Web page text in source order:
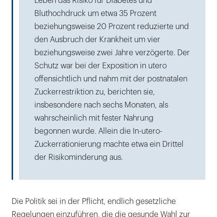
Bluthochdruck um etwa 35 Prozent
beziehungsweise 20 Prozent reduzierte und
den Ausbruch der Krankheit um vier
beziehungsweise zwei Jahre verzögerte. Der
Schutz war bei der Exposition in utero
offensichtlich und nahm mit der postnatalen
Zuckerrestriktion zu, berichten sie,
insbesondere nach sechs Monaten, als
wahrscheinlich mit fester Nahrung
begonnen wurde. Allein die In-utero-
Zuckerrationierung machte etwa ein Drittel
der Risikominderung aus.
Die Politik sei in der Pflicht, endlich gesetzliche
Regelungen einzuführen, die die gesunde Wahl zur